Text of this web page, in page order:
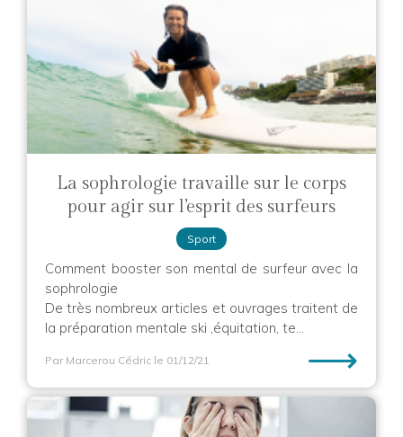
La sophrologie travaille sur le corps
pour agir sur l’esprit des surfeurs
Sport
Comment booster son mental de surfeur avec la
sophrologie
De très nombreux articles et ouvrages traitent de
la préparation mentale ski ,équitation, te...
Par Marcerou Cédric le 01/12/21 ⟶